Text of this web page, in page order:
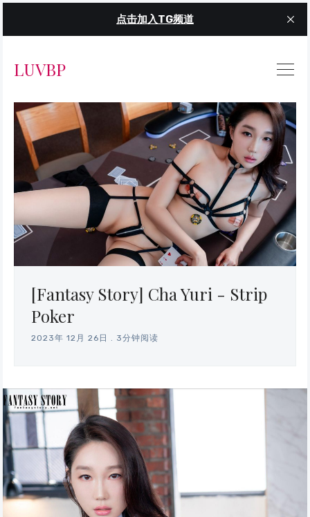
点击加入TG频道
LUVBP
[Fantasy Story] Cha Yuri - Strip
Poker
2023年 12月 26日 3分钟阅读